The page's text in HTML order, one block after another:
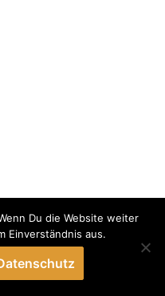
Du die Website weiter
Einverständnis aus.